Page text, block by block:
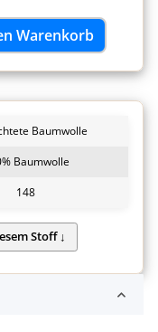
Warenkorb
Baumwolle
Baumwolle
148